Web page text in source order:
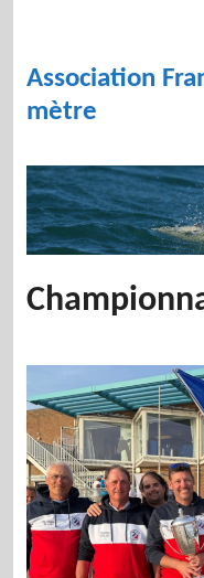
content
Association
mètre